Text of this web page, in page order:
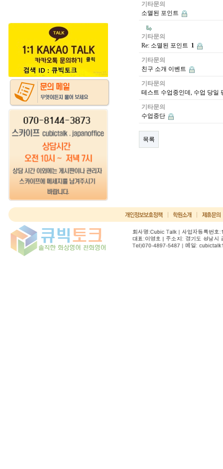
기타문의
소멸된 포인트
기타문의
Re: 소멸된 포인트 1
기타문의
친구 소개 이벤트
기타문의
테스트 수업중인데, 수업 당일
기타문의
수업중단
목록